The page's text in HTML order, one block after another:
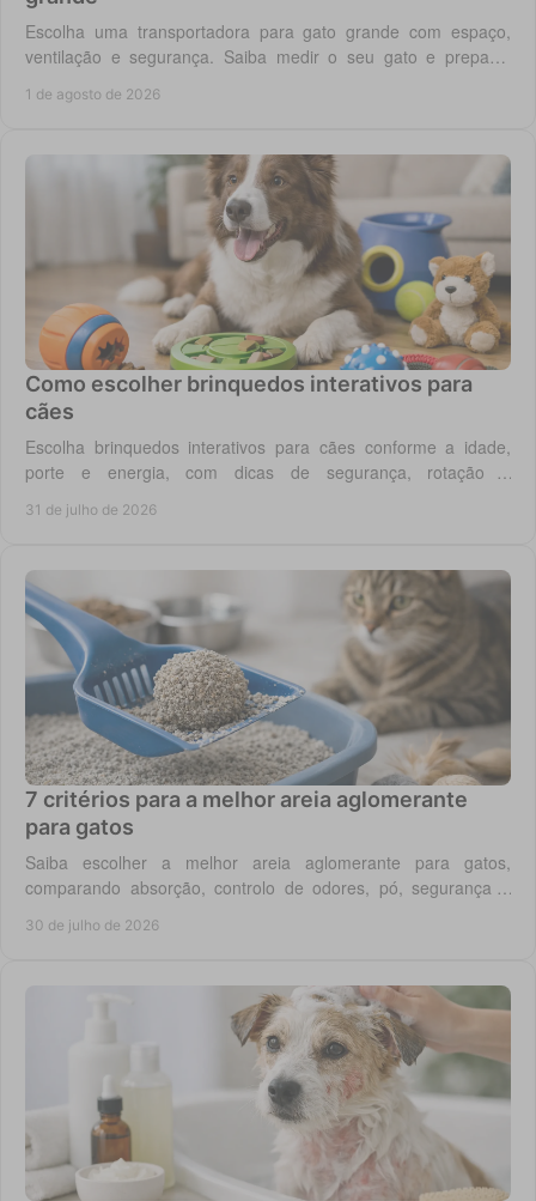
Escolha uma transportadora para gato grande com espaço,
ventilação e segurança. Saiba medir o seu gato e preparar
1 de agosto de 2026
Como escolher brinquedos interativos para
cães
Escolha brinquedos interativos para cães conforme a idade,
porte e energia, com dicas de segurança, rotação e
31 de julho de 2026
7 critérios para a melhor areia aglomerante
para gatos
Saiba escolher a melhor areia aglomerante para gatos,
comparando absorção, controlo de odores, pó, segurança e
30 de julho de 2026